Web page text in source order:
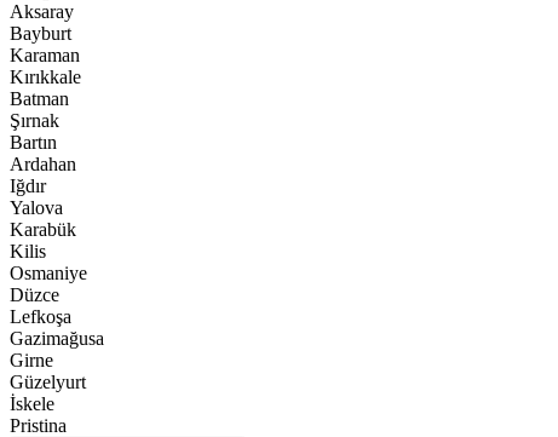
Aksaray
Bayburt
Karaman
Kırıkkale
Batman
Şırnak
Bartın
Ardahan
Iğdır
Yalova
Karabük
Kilis
Osmaniye
Düzce
Lefkoşa
Gazimağusa
Girne
Güzelyurt
İskele
Pristina